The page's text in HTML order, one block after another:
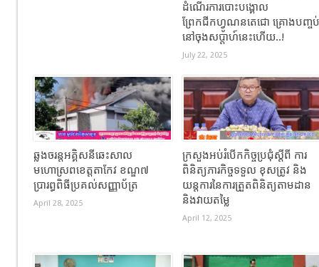
ដំណើរការបោះបង្គោល
ព្រែកជីកហ្វូណនតេជោ គ្រោងបញ្ចប់
នៅចុងសប្តាហ៍នេះហើយ..!
July 22, 2025
ឆ្លងចរន្តអគ្គិសនីឆេះសាល
មហោស្រពខេត្តតាកែវ ខណ្ឌ៧
ប្រារព្ធពិធីប្រគល់សញ្ញាប័ត្រ
April 28, 2025
ក្រសួងអប់រំបើកកិច្ចប្រជុំស្តីពី ការ
ពិនិត្យភារកិច្ចទទួល ខុសត្រូវ និង
យន្តការនៃការត្រួតពិនិត្យតាមដាន
និងវាយតម្លៃ
April 12, 2025